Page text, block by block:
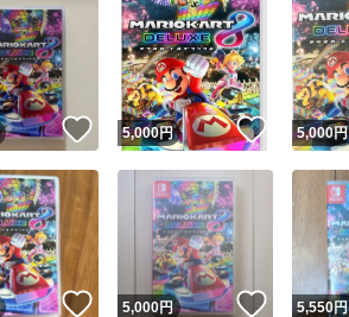
いいね！
5,000円 いいね！
5,000円
いいね！
5,000円 いいね！
5,550円